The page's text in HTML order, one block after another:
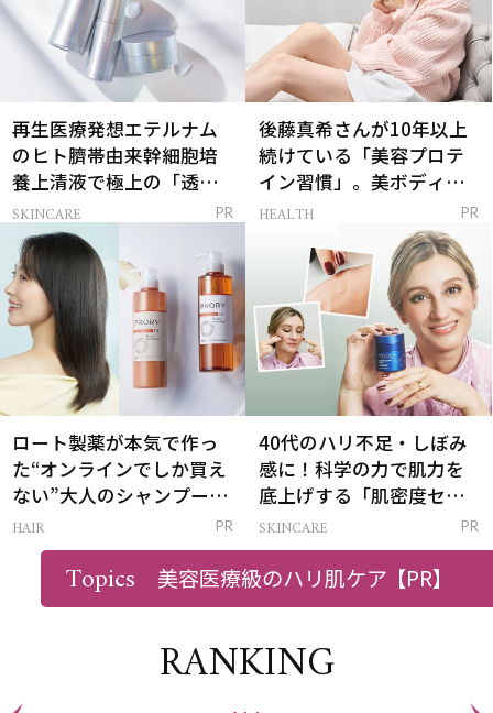
再生医療発想エテルナム
のヒト臍帯由来幹細胞培
養上清液で極上の「透明
感ハリ肌」へ
SKINCARE PR
後藤真希さんが10年以上
続けている「美容プロテ
イン習慣」。美ボディを
支える朝ルーティンと
HEALTH PR
ロート製薬が本気で作っ
た“オンラインでしか買え
ない”大人のシャンプー＆
トリートメントって？
HAIR PR
40代のハリ不足・しぼみ
感に！科学の力で肌力を
底上げする「肌密度セラ
ム」
SKINCARE PR
RANKING
Topics 美容医療級のハリ肌ケア【PR】